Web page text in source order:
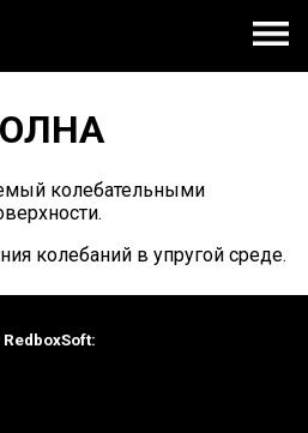
колебательными
колебаний в упругой среде.